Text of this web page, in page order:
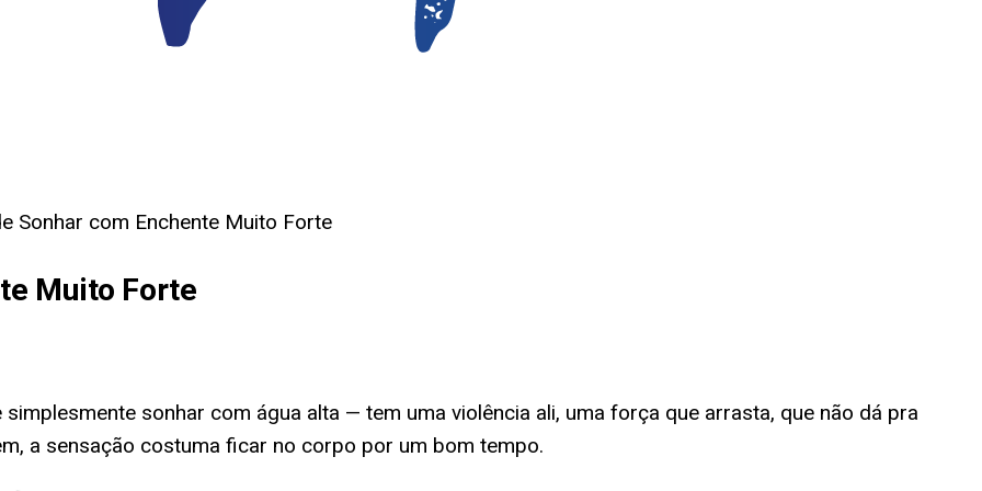
Sonhar com Enchente Muito Forte
Muito Forte
sonhar com água alta — tem uma violência ali, uma força que arrasta, que não dá pra
a sensação costuma ficar no corpo por um bom tempo.